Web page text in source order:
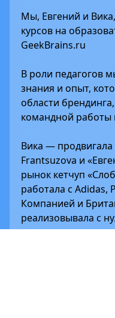
Мы, Евгений и
курсов на
GeekBrains.ru
В роли педагогов
знания и опыт,
области
командной работы
Вика —
Frantsuzova и
рынок кетчуп
работала с Adidas,
Компанией и
реализовывала с
социальные